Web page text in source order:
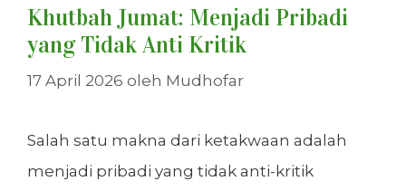
Khutbah Jumat: Menjadi Pribadi
yang Tidak Anti Kritik
17 April 2026 oleh Mudhofar
Salah satu makna dari ketakwaan adalah
menjadi pribadi yang tidak anti-kritik